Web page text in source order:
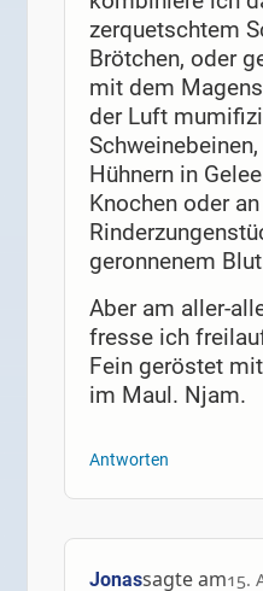
zerquetschtem
Brötchen, oder
mit dem
der Luft
Hühnern in
Knochen oder
geronnenem
Aber am aller-
fresse ich
Fein geröstet
im Maul. Njam.
Antworten
Jonassagte am15.